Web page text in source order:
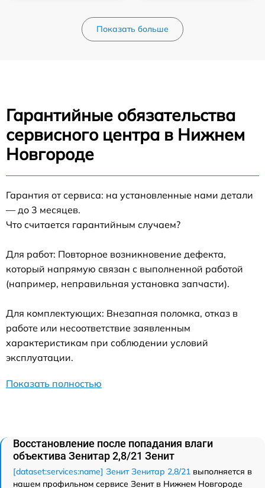
Показать больше
Гарантийные обязательства
сервисного центра в Нижнем
Новгороде
Гарантия от сервиса: на установленные нами детали
— до 3 месяцев.
Что считается гарантийным случаем?
Для работ: Повторное возникновение дефекта,
который напрямую связан с выполненной работой
(например, неправильная установка запчасти).
Для комплектующих: Внезапная поломка, отказ в
работе или несоответствие заявленным
характеристикам при соблюдении условий
эксплуатации.
Показать полностью
Восстановление после попадания влаги
объектива Зенитар 2,8/21 Зенит
[dataset:services:name] Зенит Зенитар 2,8/21 выполняется в
нашем профильном сервисе Зенит в Нижнем Новгороде